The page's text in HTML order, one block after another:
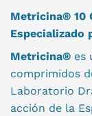
Metricina® 10
Especializado
Metricina® es
comprimidos
Laboratorio
acción de la